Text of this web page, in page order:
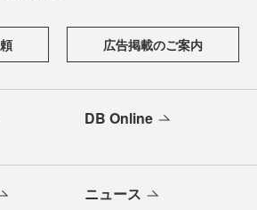
広告掲載のご案内
DB Online
ニュース